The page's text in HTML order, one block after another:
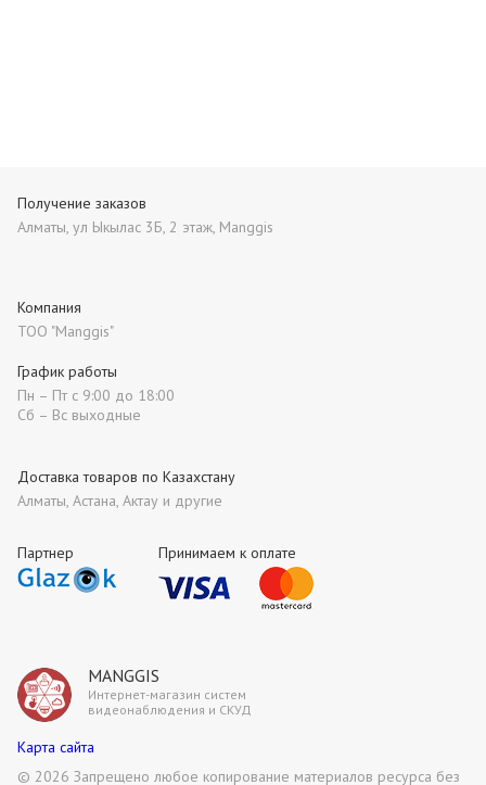
MANGGIS
Интернет-магазин систем
видеонаблюдения и СКУД
Партнер Принимаем к оплате
Получение заказов
Алматы, ул Ыкылас 3Б, 2 этаж, Manggis
Компания
ТОО "Manggis"
Доставка товаров по Казахстану
Алматы, Астана, Актау и другие
График работы
Пн – Пт с 9:00 до 18:00
Сб – Вс выходные
Карта сайта
© 2026 Запрещено любое копирование материалов ресурса без